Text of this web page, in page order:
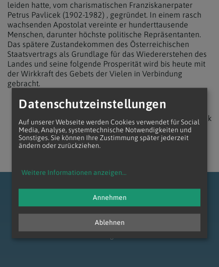
leiden hatte, vom charismatischen Franziskanerpater
Petrus Pavlicek (1902-1982) , gegründet. In einem rasch
wachsenden Apostolat vereinte er hunderttausende
Menschen, darunter höchste politische Repräsentanten.
Das spätere Zustandekommen des Österreichischen
Staatsvertrags als Grundlage für das Wiedererstehen des
Landes und seine folgende Prosperität wird bis heute mit
der Wirkkraft des Gebets der Vielen in Verbindung
gebracht.
zurück
Datenschutzeinstellungen
Auf unserer Webseite werden Cookies verwendet für Social
Media, Analyse, systemtechnische Notwendigkeiten und
Sonstiges. Sie können Ihre Zustimmung später jederzeit
ändern oder zurückziehen.
Weitere Informationen anzeigen...
Ablehnen
Annehmen